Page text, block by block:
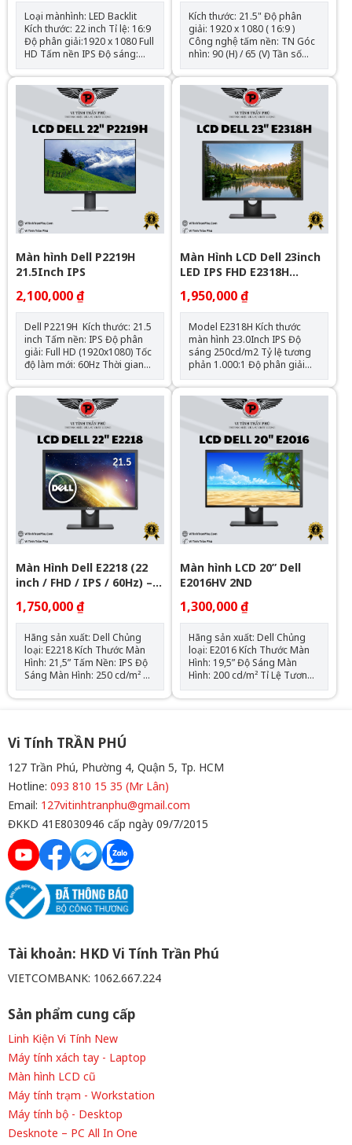
Loại mànhình: LED Backlit
Kích thước: 22 inch Tỉ lệ: 16:9
Độ phân giải:1920 x 1080 Full
HD Tấm nền IPS Độ sáng:
250cd/m2 Độ tương
phản: 3000:1 static,
5000000:1 dynamic 1 Thời
gian đápứng: 5 ms Góc nhìn:
178° horizontal, 178° vertical
Tính hiệu đầuvào:VGA / DP
Kích thước: 21.5" Độ phân
giải: 1920 x 1080 ( 16:9 )
Công nghệ tấm nền: TN Góc
nhìn: 90 (H) / 65 (V) Tần số
quét: 60Hz Thời gian phản
hồi: 5 ms
Màn hình Dell P2219H
21.5Inch IPS
2,100,000 ₫
Dell P2219H Kích thước: 21.5
inch Tấm nền: IPS Độ phân
giải: Full HD (1920x1080) Tốc
độ làm mới: 60Hz Thời gian
đáp ứng: 5ms Cổng kết nối: 1
x DisplayPort, 1 x HDMI, 1 x
VGA, USB Phụ kiện: Cáp
nguồn, Cáp DisplayPort,Cáp
Màn Hình LCD Dell 23inch
LED IPS FHD E2318H
(1920x1080/IPS/60Hz/8ms)
1,950,000 ₫
Model E2318H Kích thước
màn hình 23.0Inch IPS Độ
sáng 250cd/m2 Tỷ lệ tương
phản 1.000:1 Độ phân giải
Full HD (1920x1080) Thời gian
đáp ứng 5ms Góc nhìn
178°/178° Cổng giao tiếp
VGA/Display port
Màn Hình Dell E2218 (22
inch / FHD / IPS / 60Hz) –
1,750,000 ₫
Hãng sản xuất: Dell Chủng
loại: E2218 Kích Thước Màn
Hình: 21,5” Tấm Nền: IPS Độ
Sáng Màn Hình: 250 cd/m² Tỉ
Lệ Tương Phản Động MEGA:
1000:1 (Typ.) Độ Phân Giải
màu: 16,7 Triệu Màu Góc
nhìn: 178°/1780° Tín Hiệu:
VGA - Display Port
Màn hình LCD 20” Dell
E2016HV 2ND
1,300,000 ₫
Hãng sản xuất: Dell Chủng
loại: E2016 Kích Thước Màn
Hình: 19,5” Độ Sáng Màn
Hình: 200 cd/m² Tỉ Lệ Tương
Phản Động MEGA: 600:1 Độ
Phân Giải Màn Hình:
Analog RGB Mức Tiêu Thụ̣
Điện: 18 Watt Trọng Lượng:
Vi Tính TRẦN PHÚ
127 Trần Phú, Phường 4, Quận 5, Tp. HCM
Hotline: 093 810 15 35 (Mr Lân)
Email: 127vitinhtranphu@gmail.com
ĐKKD 41E8030946 cấp ngày 09/7/2015
Tài khoản: HKD Vi Tính Trần Phú
VIETCOMBANK: 1062.667.224
Sản phẩm cung cấp
Linh Kiện Vi Tính New
Máy tính xách tay - Laptop
Màn hình LCD cũ
Máy tính trạm - Workstation
Máy tính bộ - Desktop
Desknote – PC All In One